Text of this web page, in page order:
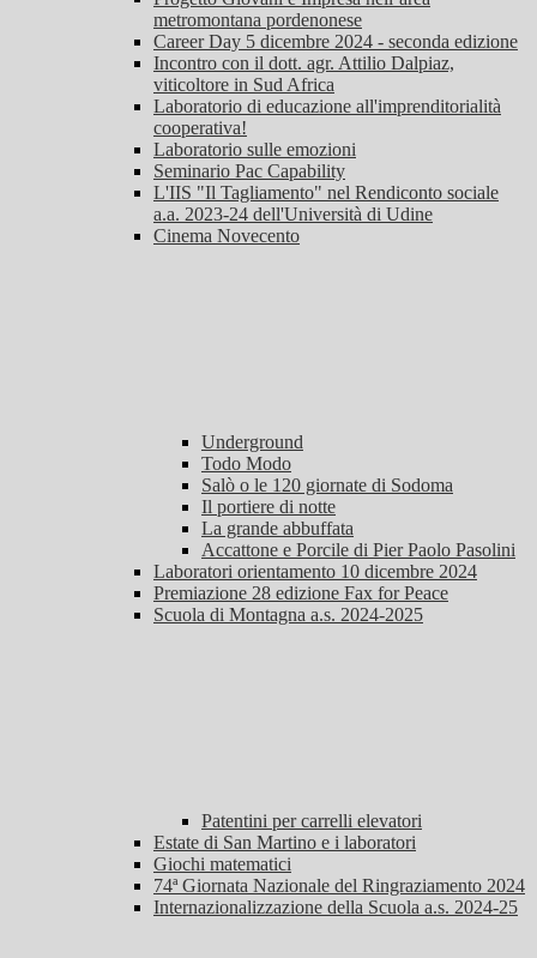
metromontana pordenonese
Career Day 5 dicembre 2024 - seconda edizione
Incontro con il dott. agr. Attilio Dalpiaz,
viticoltore in Sud Africa
Laboratorio di educazione all'imprenditorialità
cooperativa!
Laboratorio sulle emozioni
Seminario Pac Capability
L'IIS "Il Tagliamento" nel Rendiconto sociale
a.a. 2023-24 dell'Università di Udine
Cinema Novecento
Underground
Todo Modo
Salò o le 120 giornate di Sodoma
Il portiere di notte
La grande abbuffata
Accattone e Porcile di Pier Paolo Pasolini
Laboratori orientamento 10 dicembre 2024
Premiazione 28 edizione Fax for Peace
Scuola di Montagna a.s. 2024-2025
Patentini per carrelli elevatori
Estate di San Martino e i laboratori
Giochi matematici
74ª Giornata Nazionale del Ringraziamento 2024
Internazionalizzazione della Scuola a.s. 2024-25